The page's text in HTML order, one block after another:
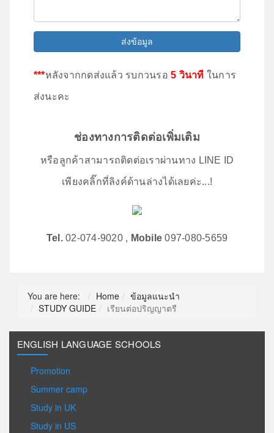
ส่งข้อมูล
***หลังจากกดส่งแล้ว รบกวนรอ5 วินาที ในการ
ส่งนะคะ
ช่องทางการติดต่อเพิ่มเติม
หรือลูกค้าสามารถติดต่อเราผ่านทาง LINE ID
เพียงคลิ๊กที่ลิงค์ด้านล่างได้เลยค่ะ...!
Tel.02-074-9020 , Mobile 097-080-5659
You are here: Home
ข้อมูลแนะนำ
STUDY GUIDE
เรียนต่อปริญญาตรี
ENGLISH LANGUAGE SCHOOLS
Promotion
Summer camp
Study in UK
Study in US